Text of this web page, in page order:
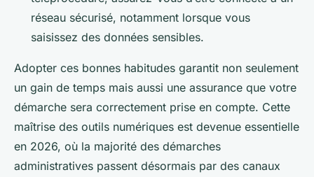
réseau sécurisé, notamment lorsque vous
saisissez des données sensibles.
Adopter ces bonnes habitudes garantit non seulement
un gain de temps mais aussi une assurance que votre
démarche sera correctement prise en compte. Cette
maîtrise des outils numériques est devenue essentielle
en 2026, où la majorité des démarches
administratives passent désormais par des canaux